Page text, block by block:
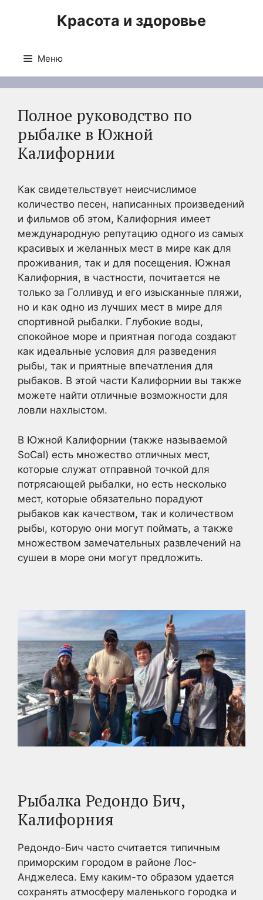
Красота и здоровье
Меню
Полное руководство по
рыбалке в Южной
Калифорнии
Как свидетельствует неисчислимое
количество песен, написанных произведений
и фильмов об этом, Калифорния имеет
международную репутацию одного из самых
красивых и желанных мест в мире как для
проживания, так и для посещения. Южная
Калифорния, в частности, почитается не
только за Голливуд и его изысканные пляжи,
но и как одно из лучших мест в мире для
спортивной рыбалки. Глубокие воды,
спокойное море и приятная погода создают
как идеальные условия для разведения
рыбы, так и приятные впечатления для
рыбаков. В этой части Калифорнии вы также
можете найти отличные возможности для
ловли нахлыстом.
В Южной Калифорнии (также называемой
SoCal) есть множество отличных мест,
которые служат отправной точкой для
потрясающей рыбалки, но есть несколько
мест, которые обязательно порадуют
рыбаков как качеством, так и количеством
рыбы, которую они могут поймать, а также
множеством замечательных развлечений на
сушеи в море они могут предложить.
Рыбалка Редондо Бич,
Калифорния
Редондо-Бич часто считается типичным
приморским городом в районе Лос-
Анджелеса. Ему каким-то образом удается
сохранять атмосферу маленького городка и